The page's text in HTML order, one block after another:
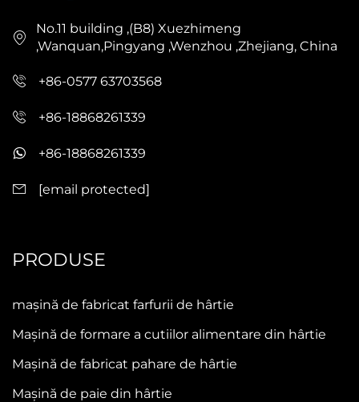
No.11 building ,(B8) Xuezhimeng
,Wanquan,Pingyang ,Wenzhou ,Zhejiang, China
+86-0577 63703568
+86-18868261339
+86-18868261339
[email protected]
PRODUSE
mașină de fabricat farfurii de hârtie
Mașină de formare a cutiilor alimentare din hârtie
Mașină de fabricat pahare de hârtie
Mașină de paie din hârtie